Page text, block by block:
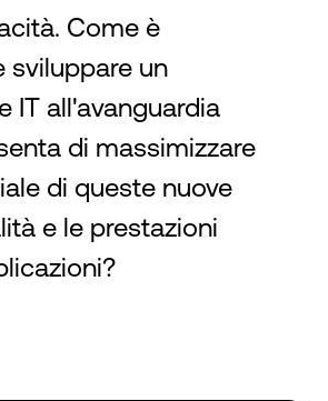
Come è
sviluppare un
IT all'avanguardia
di massimizzare
di queste nuove
e le prestazioni